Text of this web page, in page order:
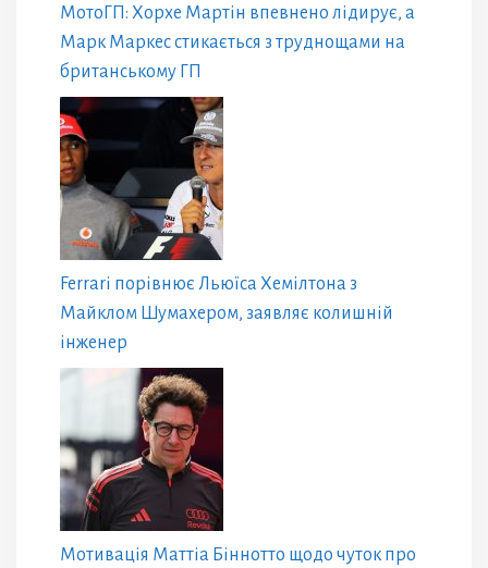
МотоГП: Хорхе Мартін впевнено лідирує, а
Марк Маркес стикається з труднощами на
британському ГП
Ferrari порівнює Льюїса Хемілтона з
Майклом Шумахером, заявляє колишній
інженер
Мотивація Маттіа Біннотто щодо чуток про